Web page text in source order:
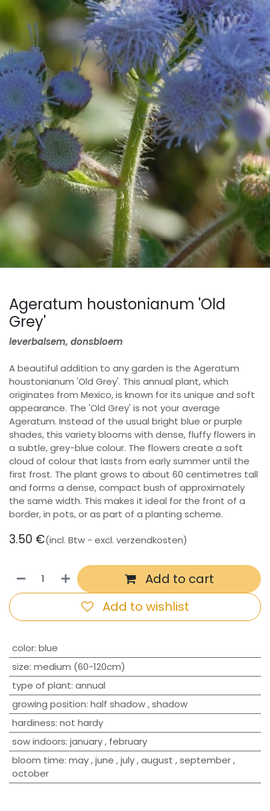
Ageratum houstonianum 'Old
Grey'
leverbalsem, donsbloem
A beautiful addition to any garden is the Ageratum
houstonianum 'Old Grey'. This annual plant, which
originates from Mexico, is known for its unique and soft
appearance. The 'Old Grey' is not your average
Ageratum. Instead of the usual bright blue or purple
shades, this variety blooms with dense, fluffy flowers in
a subtle, grey-blue colour. The flowers create a soft
cloud of colour that lasts from early summer until the
first frost. The plant grows to about 60 centimetres tall
and forms a dense, compact bush of approximately
the same width. This makes it ideal for the front of a
border, in pots, or as part of a planting scheme.
3.50 €(incl. Btw - excl. verzendkosten)
Add to cart
Add to wishlist
​color: blue
size: medium (60-120cm)
type of plant: annual
growing position: half shadow,shadow
hardiness: not hardy
sow indoors: january, february
bloom time: may,june ,july,august ,september,
october